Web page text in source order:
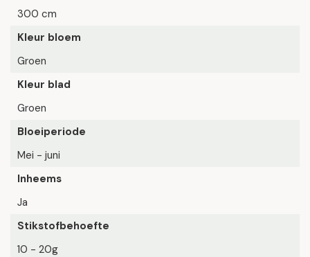
300 cm
Kleur bloem
Groen
Kleur blad
Groen
Bloeiperiode
Mei - juni
Inheems
Ja
Stikstofbehoefte
10 - 20g